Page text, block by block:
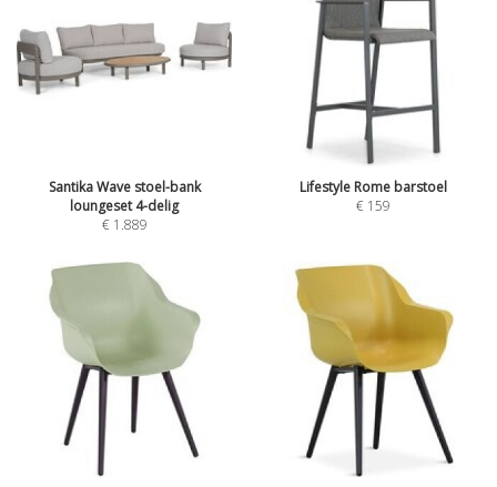
Santika Wave stoel-bank
loungeset 4-delig
€ 1.889
Lifestyle Rome barstoel
€ 159